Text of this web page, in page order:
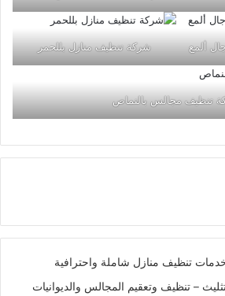
ألمع شركة تنظيف منازل بللحمر
تنظيف مجالس بالنماص
تنظيف منازل شاملة واحترافية
– تنظيف وتعقيم المجالس والديوانيات